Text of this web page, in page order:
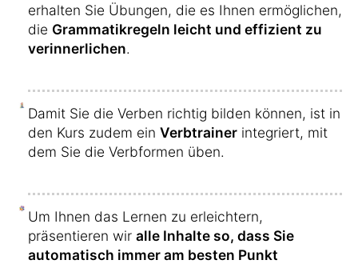
erhalten Sie Übungen, die es Ihnen ermöglichen,
die Grammatikregeln leicht und effizient zu
verinnerlichen.
Damit Sie die Verben richtig bilden können, ist in
den Kurs zudem ein Verbtrainer integriert, mit
dem Sie die Verbformen üben.
Um Ihnen das Lernen zu erleichtern,
präsentieren wir alle Inhalte so, dass Sie
automatisch immer am besten Punkt